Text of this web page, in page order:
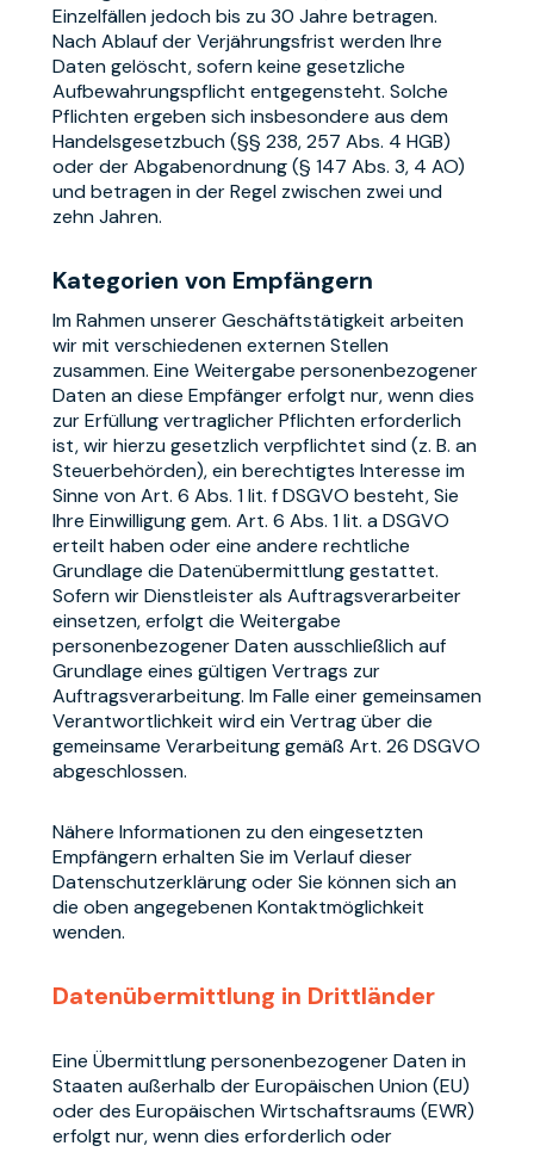
Einzelfällen jedoch bis zu 30 Jahre betragen.
Nach Ablauf der Verjährungsfrist werden Ihre
Daten gelöscht, sofern keine gesetzliche
Aufbewahrungspflicht entgegensteht. Solche
Pflichten ergeben sich insbesondere aus dem
Handelsgesetzbuch (§§ 238, 257 Abs. 4 HGB)
oder der Abgabenordnung (§ 147 Abs. 3, 4 AO)
und betragen in der Regel zwischen zwei und
zehn Jahren.
Kategorien von Empfängern
Im Rahmen unserer Geschäftstätigkeit arbeiten
wir mit verschiedenen externen Stellen
zusammen. Eine Weitergabe personenbezogener
Daten an diese Empfänger erfolgt nur, wenn dies
zur Erfüllung vertraglicher Pflichten erforderlich
ist, wir hierzu gesetzlich verpflichtet sind (z. B. an
Steuerbehörden), ein berechtigtes Interesse im
Sinne von Art. 6 Abs. 1 lit. f DSGVO besteht, Sie
Ihre Einwilligung gem. Art. 6 Abs. 1 lit. a DSGVO
erteilt haben oder eine andere rechtliche
Grundlage die Datenübermittlung gestattet.
Sofern wir Dienstleister als Auftragsverarbeiter
einsetzen, erfolgt die Weitergabe
personenbezogener Daten ausschließlich auf
Grundlage eines gültigen Vertrags zur
Auftragsverarbeitung. Im Falle einer gemeinsamen
Verantwortlichkeit wird ein Vertrag über die
gemeinsame Verarbeitung gemäß Art. 26 DSGVO
abgeschlossen.
Nähere Informationen zu den eingesetzten
Empfängern erhalten Sie im Verlauf dieser
Datenschutzerklärung oder Sie können sich an
die oben angegebenen Kontaktmöglichkeit
wenden.
Datenübermittlung in Drittländer
Eine Übermittlung personenbezogener Daten in
Staaten außerhalb der Europäischen Union (EU)
oder des Europäischen Wirtschaftsraums (EWR)
erfolgt nur, wenn dies erforderlich oder